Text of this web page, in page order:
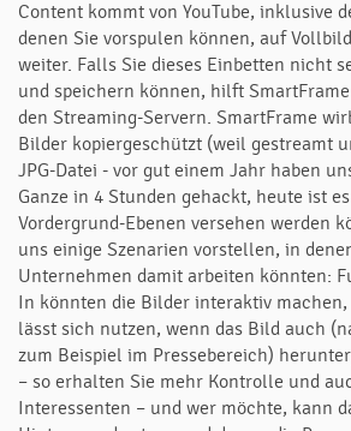
Content kommt von YouTube, inklusive
denen Sie vorspulen können, auf
weiter. Falls Sie dieses Einbetten nicht
und speichern können, hilft
den Streaming-Servern. SmartFrame
Bilder kopiergeschützt (weil gestreamt
JPG-Datei - vor gut einem Jahr haben
Ganze in 4 Stunden gehackt, heute ist
Vordergrund-Ebenen versehen werden
uns einige Szenarien vorstellen, in
Unternehmen damit arbeiten könnten:
In könnten die Bilder interaktiv
lässt sich nutzen, wenn das Bild auch
zum Beispiel im Pressebereich)
– so erhalten Sie mehr Kontrolle und
Interessenten – und wer möchte, kann